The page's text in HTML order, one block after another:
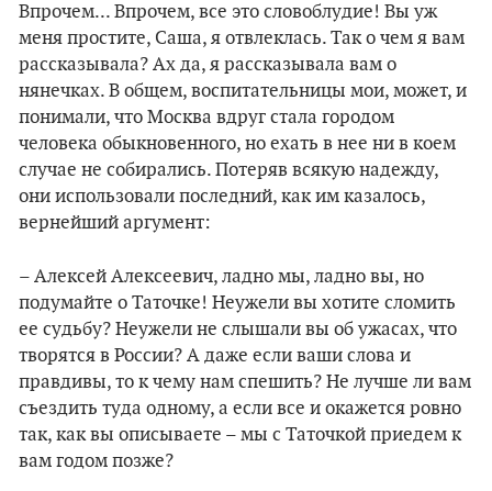
Впрочем... Впрочем, все это словоблудие! Вы уж
меня простите, Саша, я отвлеклась. Так о чем я вам
рассказывала? Ах да, я рассказывала вам о
нянечках. В общем, воспитательницы мои, может, и
понимали, что Москва вдруг стала городом
человека обыкновенного, но ехать в нее ни в коем
случае не собирались. Потеряв всякую надежду,
они использовали последний, как им казалось,
вернейший аргумент:
– Алексей Алексеевич, ладно мы, ладно вы, но
подумайте о Таточке! Неужели вы хотите сломить
ее судьбу? Неужели не слышали вы об ужасах, что
творятся в России? А даже если ваши слова и
правдивы, то к чему нам спешить? Не лучше ли вам
съездить туда одному, а если все и окажется ровно
так, как вы описываете – мы с Таточкой приедем к
вам годом позже?